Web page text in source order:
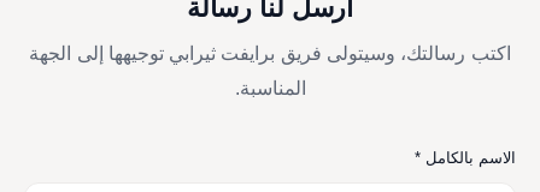
أرسل لنا رسالة
اكتب رسالتك، وسيتولى فريق برايفت ثيرابي توجيهها إلى الجهة
المناسبة.
الاسم بالكامل *